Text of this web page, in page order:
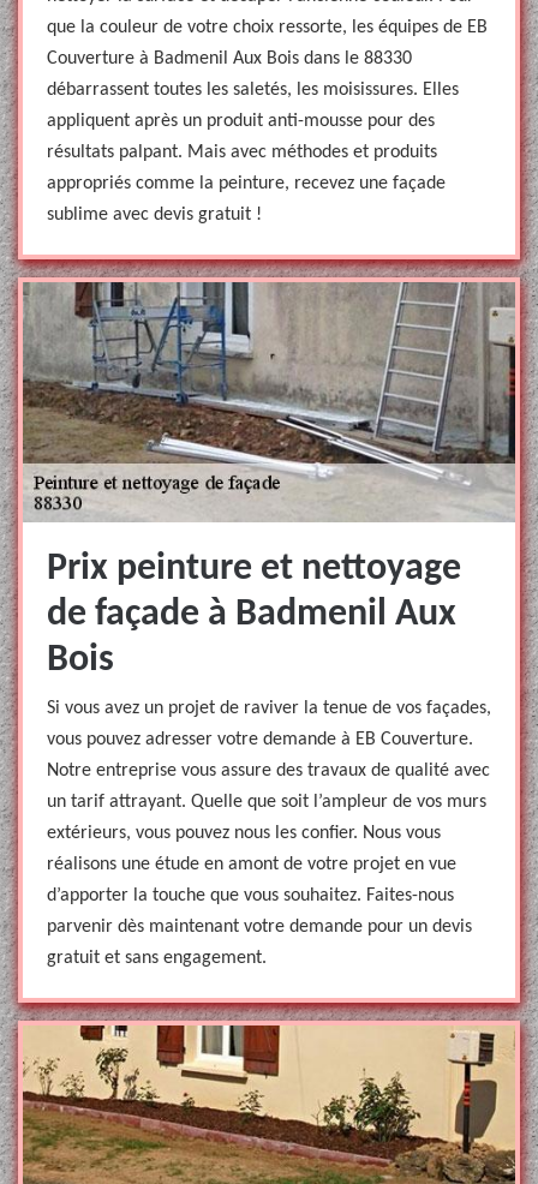
que la couleur de votre choix ressorte, les équipes de EB
Couverture à Badmenil Aux Bois dans le 88330
débarrassent toutes les saletés, les moisissures. Elles
appliquent après un produit anti-mousse pour des
résultats palpant. Mais avec méthodes et produits
appropriés comme la peinture, recevez une façade
sublime avec devis gratuit !
Prix peinture et nettoyage
de façade à Badmenil Aux
Bois
Si vous avez un projet de raviver la tenue de vos façades,
vous pouvez adresser votre demande à EB Couverture.
Notre entreprise vous assure des travaux de qualité avec
un tarif attrayant. Quelle que soit l’ampleur de vos murs
extérieurs, vous pouvez nous les confier. Nous vous
réalisons une étude en amont de votre projet en vue
d’apporter la touche que vous souhaitez. Faites-nous
parvenir dès maintenant votre demande pour un devis
gratuit et sans engagement.